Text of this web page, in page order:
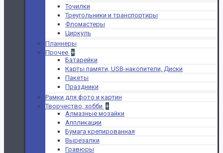
Точилки
Треугольники и транспортиры
Фломастеры
Циркуль
Планнеры
Прочее +
Батарейки
Карты памяти, USB-накопители, Диски
Пакеты
Праздники
Рамки для фото и картин
Творчество, хобби +
Алмазные мозайки
Аппликации
Бумага крепированная
Вырезалки
Гравюры